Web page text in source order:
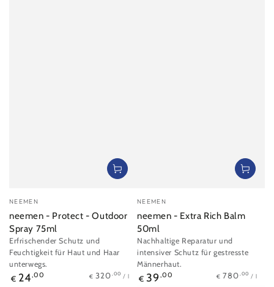
Verkäufer/in:
NEEMEN
neemen - Protect - Outdoor
Spray 75ml
Erfrischender Schutz und
Feuchtigkeit für Haut und Haar
unterwegs.
Regulärer
€ 24 ,00 Stückpreis
€ 320 ,00 / pro
l
Verkäufer/in:
NEEMEN
neemen - Extra Rich Balm
50ml
Nachhaltige Reparatur und
intensiver Schutz für gestresste
Männerhaut.
Regulärer
€ 39 ,00 Stückpreis
€ 780 ,00 / pro
l